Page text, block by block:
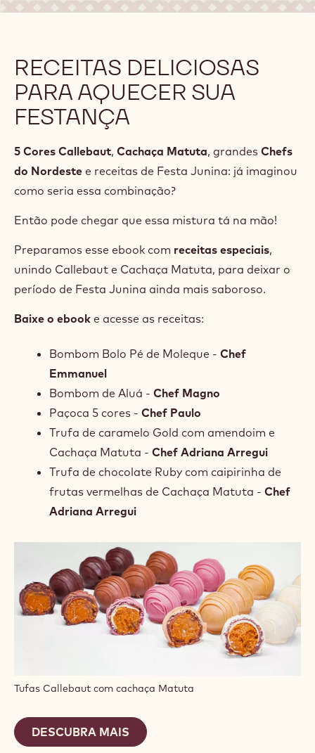
RECEITAS DELICIOSAS
PARA AQUECER SUA
FESTANÇA
5 Cores Callebaut, Cachaça Matuta, grandes Chefs
do Nordeste e receitas de Festa Junina: já imaginou
como seria essa combinação?
Então pode chegar que essa mistura tá na mão!
Preparamos esse ebook com receitas especiais,
unindo Callebaut e Cachaça Matuta, para deixar o
período de Festa Junina ainda mais saboroso.
Baixe o ebook e acesse as receitas:
Bombom Bolo Pé de Moleque - Chef
Emmanuel
Bombom de Aluá - Chef Magno
Paçoca 5 cores - Chef Paulo
Trufa de caramelo Gold com amendoim e
Cachaça Matuta - Chef Adriana Arregui
Trufa de chocolate Ruby com caipirinha de
frutas vermelhas de Cachaça Matuta - Chef
Adriana Arregui
Tufas Callebaut com cachaça Matuta
DESCUBRA MAIS